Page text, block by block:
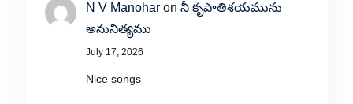
N V Manoharon నీ కృపాతిశయమును
అనునిత్యము
July 17, 2026
Nice songs